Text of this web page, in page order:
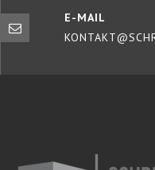
E-MAIL